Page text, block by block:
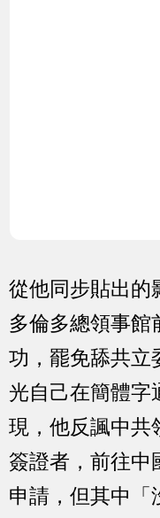
從他同步貼出的
多倫多總領事館
功，罷免舔共立
光自己在簡體字
現，他反諷中共
簽證者，前往中
申請，但其中「